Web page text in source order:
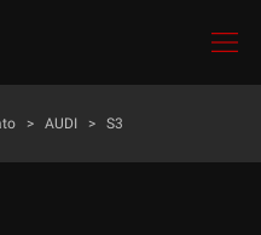
> AUDI > S3